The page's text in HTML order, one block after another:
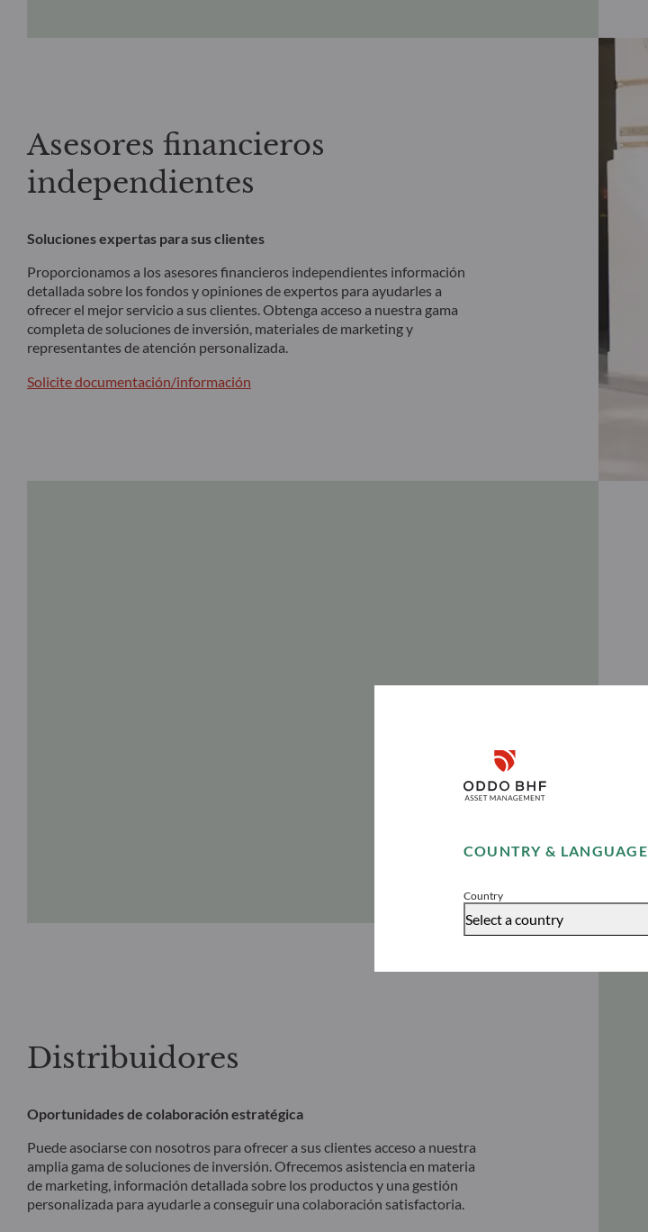
COUNTRY & LANGUAGE
Country
Select a country
Disclaimer
Accept
Asesores financieros
independientes
Soluciones expertas para sus clientes
Proporcionamos a los asesores financieros independientes información
detallada sobre los fondos y opiniones de expertos para ayudarles a
ofrecer el mejor servicio a sus clientes. Obtenga acceso a nuestra gama
completa de soluciones de inversión, materiales de marketing y
representantes de atención personalizada.
Solicite documentación/información
Distribuidores
Oportunidades de colaboración estratégica
Puede asociarse con nosotros para ofrecer a sus clientes acceso a nuestra
amplia gama de soluciones de inversión. Ofrecemos asistencia en materia
de marketing, información detallada sobre los productos y una gestión
personalizada para ayudarle a conseguir una colaboración satisfactoria.